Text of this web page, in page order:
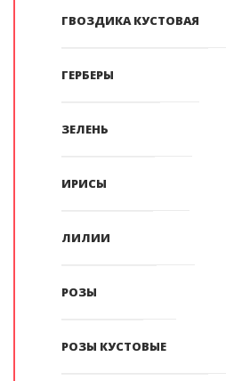
ГВОЗДИКА КУСТОВАЯ
ГЕРБЕРЫ
ЗЕЛЕНЬ
ИРИСЫ
ЛИЛИИ
РОЗЫ
РОЗЫ КУСТОВЫЕ